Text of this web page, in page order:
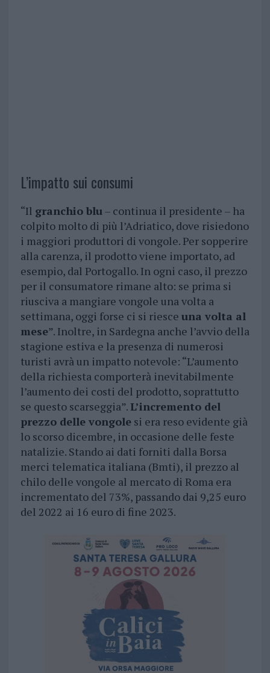
L’impatto sui consumi
“Il granchio blu– continua il presidente – ha
colpito molto di più l’Adriatico, dove risiedono
i maggiori produttori di vongole. Per sopperire
alla carenza, il prodotto viene importato, ad
esempio, dal Portogallo. In ogni caso, il prezzo
per il consumatore rimane alto: se prima si
riusciva a mangiare vongole una volta a
settimana, oggi forse ci si riesce una volta al
mese”. Inoltre, in Sardegna anche l’avvio della
stagione estiva e la presenza di numerosi
turisti avrà un impatto notevole: “L’aumento
della richiesta comporterà inevitabilmente
l’aumento dei costi del prodotto, soprattutto
se questo scarseggia”.L’incremento del
prezzo delle vongolesi era reso evidente già
lo scorso dicembre, in occasione delle feste
natalizie. Stando ai dati forniti dalla Borsa
merci telematica italiana (Bmti), il prezzo al
chilo delle vongole al mercato di Roma era
incrementato del 73%, passando dai 9,25 euro
del 2022 ai 16 euro di fine 2023.